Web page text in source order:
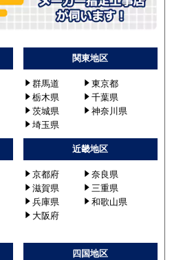
関東地区
群馬道
東京都
栃木県
千葉県
茨城県
神奈川県
埼玉県
近畿地区
京都府
奈良県
滋賀県
三重県
兵庫県
和歌山県
大阪府
四国地区